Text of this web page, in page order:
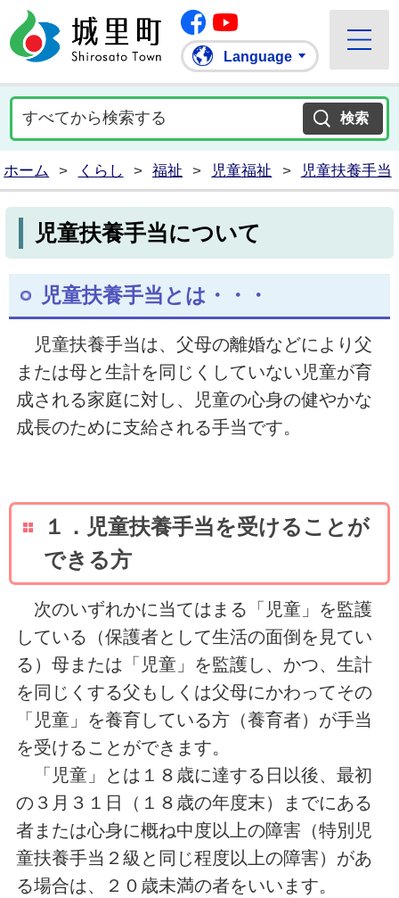
城里町ホームページ
Facebook
Language
ホーム > くらし > 福祉 > 児童福祉 > 児童扶養手当
児童扶養手当について
児童扶養手当とは・・・
児童扶養手当は、父母の離婚などにより父
または母と生計を同じくしていない児童が育
成される家庭に対し、児童の心身の健やかな
成長のために支給される手当です。
１．児童扶養手当を受けることが
できる方
次のいずれかに当てはまる「児童」を監護
している（保護者として生活の面倒を見てい
る）母または「児童」を監護し、かつ、生計
を同じくする父もしくは父母にかわってその
「児童」を養育している方（養育者）が手当
を受けることができます。
「児童」とは１８歳に達する日以後、最初
の３月３１日（１８歳の年度末）までにある
者または心身に概ね中度以上の障害（特別児
童扶養手当２級と同じ程度以上の障害）があ
る場合は、２０歳未満の者をいいます。